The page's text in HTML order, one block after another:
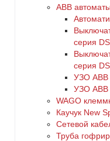
ABB автоматы
серия
серия
УЗО ABB
УЗО АВВ
WAGO
Каучук New
Сетевой
Труба